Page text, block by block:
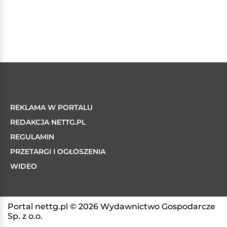
REKLAMA W PORTALU
REDAKCJA NETTG.PL
REGULAMIN
PRZETARGI I OGŁOSZENIA
WIDEO
Portal nettg.pl © 2026 Wydawnictwo Gospodarcze
Sp. z o.o.